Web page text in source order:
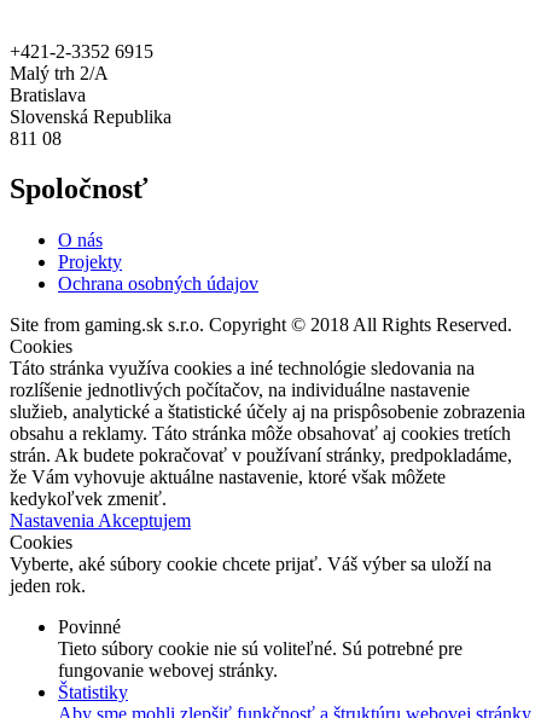
+421-2-3352 6915
Malý trh 2/A
Bratislava
Slovenská Republika
811 08
Spoločnosť
O nás
Projekty
Ochrana osobných údajov
Site from gaming.sk s.r.o. Copyright © 2018 All Rights Reserved.
Cookies
Táto stránka využíva cookies a iné technológie sledovania na
rozlíšenie jednotlivých počítačov, na individuálne nastavenie
služieb, analytické a štatistické účely aj na prispôsobenie zobrazenia
obsahu a reklamy. Táto stránka môže obsahovať aj cookies tretích
strán. Ak budete pokračovať v používaní stránky, predpokladáme,
že Vám vyhovuje aktuálne nastavenie, ktoré však môžete
kedykoľvek zmeniť.
Nastavenia Akceptujem
Cookies
Vyberte, aké súbory cookie chcete prijať. Váš výber sa uloží na
jeden rok.
Povinné
Tieto súbory cookie nie sú voliteľné. Sú potrebné pre
fungovanie webovej stránky.
Štatistiky